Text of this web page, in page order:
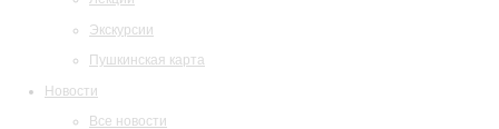
Экскурсии
Пушкинская карта
Новости
Все новости